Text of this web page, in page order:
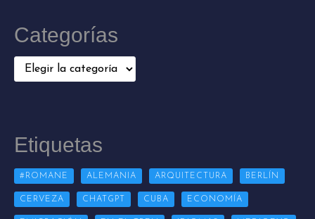
Categorías
Categorías
Etiquetas
#ROMANE ALEMANIA ARQUITECTURA BERLÍN
CERVEZA CHATGPT CUBA ECONOMÍA